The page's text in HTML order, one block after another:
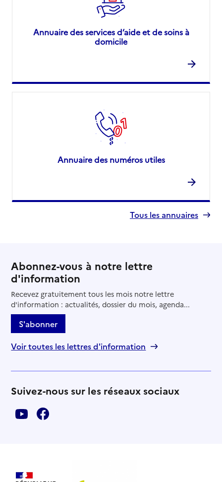
Annuaire des services d’aide et de soins à
domicile
Annuaire des numéros utiles
Tous les annuaires
Abonnez-vous à notre lettre
d'information
Recevez gratuitement tous les mois notre lettre
d'information : actualités, dossier du mois, agenda...
S'abonner
Voir toutes les lettres d'information
Suivez-nous sur les réseaux sociaux